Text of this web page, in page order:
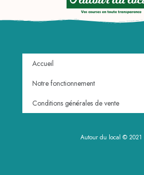
Accueil
Notre fonctionnement
Conditions générales de vente
Autour du local © 2021